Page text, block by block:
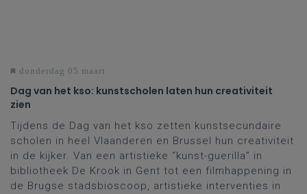
donderdag 05 maart
Dag van het kso: kunstscholen laten hun creativiteit
zien
Tijdens de Dag van het kso zetten kunstsecundaire
scholen in heel Vlaanderen en Brussel hun creativiteit
in de kijker. Van een artistieke “kunst-guerilla” in
bibliotheek De Krook in Gent tot een filmhappening in
de Brugse stadsbioscoop, artistieke interventies in